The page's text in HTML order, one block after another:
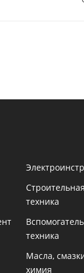
Строительная
техника
техника
Масла,
химия